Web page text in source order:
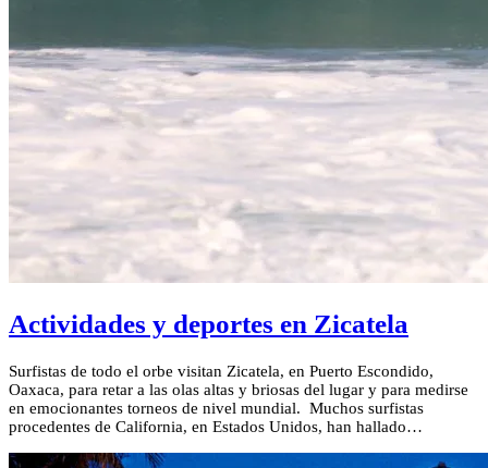
Actividades y deportes en Zicatela
Surfistas de todo el orbe visitan Zicatela, en Puerto Escondido,
Oaxaca, para retar a las olas altas y briosas del lugar y para medirse
en emocionantes torneos de nivel mundial. Muchos surfistas
procedentes de California, en Estados Unidos, han hallado…